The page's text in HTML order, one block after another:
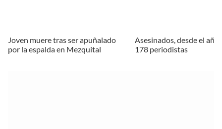
Joven muere tras ser apuñalado
por la espalda en Mezquital
Asesinados, desde el año
178 periodistas